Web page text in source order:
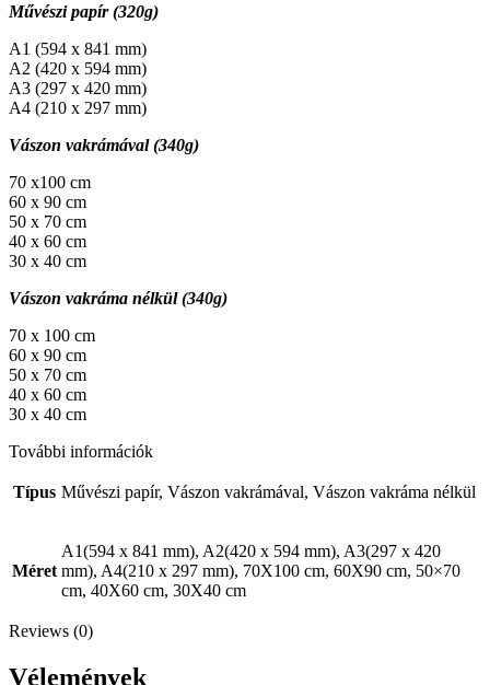
Művészi papír (320g)
A1 (594 x 841 mm)
A2 (420 x 594 mm)
A3 (297 x 420 mm)
A4 (210 x 297 mm)
Vászon vakrámával (340g)
70 x100 cm
60 x 90 cm
50 x 70 cm
40 x 60 cm
30 x 40 cm
Vászon vakráma nélkül (340g)
70 x 100 cm
60 x 90 cm
50 x 70 cm
40 x 60 cm
30 x 40 cm
További információk
Típus Művészi papír, Vászon vakrámával, Vászon vakráma nélkül
Méret
A1(594 x 841 mm), A2(420 x 594 mm), A3(297 x 420
mm), A4(210 x 297 mm), 70X100 cm, 60X90 cm, 50×70
cm, 40X60 cm, 30X40 cm
Reviews (0)
Vélemények